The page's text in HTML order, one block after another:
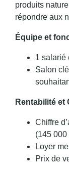
produits
répondre aux
Équipe et
1 salarié
Salon
Rentabilité
Chiffre
(145 000
Loyer
Prix de